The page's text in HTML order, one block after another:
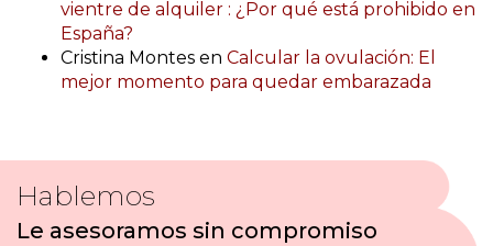
vientre de alquiler : ¿Por qué está prohibido en
España?
Cristina Montes en Calcular la ovulación: El
mejor momento para quedar embarazada
Hablemos
Le asesoramos sin compromiso